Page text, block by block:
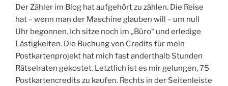
Der Zähler im Blog hat aufgehört zu zählen. Die Reise
hat – wenn man der Maschine glauben will – um null
Uhr begonnen. Ich sitze noch im „Büro“ und erledige
Lästigkeiten. Die Buchung von Credits für mein
Postkartenprojekt hat mich fast anderthalb Stunden
Rätselraten gekostet. Letztlich ist es mir gelungen, 75
Postkartencredits zu kaufen. Rechts in der Seitenleiste